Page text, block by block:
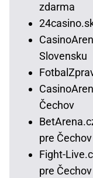
zdarma
Slovensku
Čechov
pre Čechov
Fight-
pre Čechov